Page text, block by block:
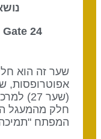
24 Gate 03 <
> Gate
שער זה הוא
אפוטרופסות,
חלק מהמעגל
המפתח